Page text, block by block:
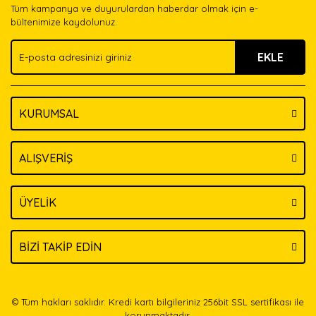
Ürün bilgilerinde hatalar bulunuyor.
Ürün fiyatı diğer sitelerden daha pahalı.
Bu ürüne benzer farklı alternatifler olmalı.
Tüm kampanya ve duyurulardan haberdar olmak için e-
bültenimize kaydolunuz.
EKLE
KURUMSAL
ALIŞVERİŞ
ÜYELİK
BİZİ TAKİP EDİN
© Tüm hakları saklıdır. Kredi kartı bilgileriniz 256bit SSL sertifikası ile